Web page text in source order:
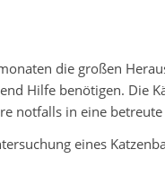
die großen
Hilfe benötigen. Die
notfalls in eine
eines